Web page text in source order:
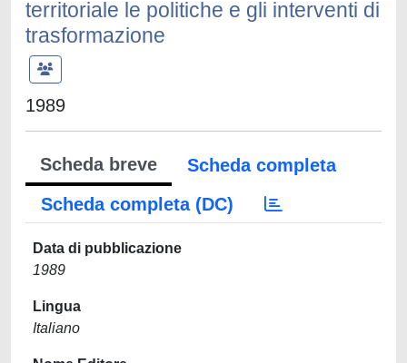
territoriale le politiche e gli interventi di
trasformazione
1989
Scheda breve
Scheda completa
Scheda completa (DC)
Data di pubblicazione
1989
Lingua
Italiano